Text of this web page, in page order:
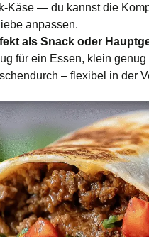
Käse — du kannst die
anpassen.
als Snack oder
für ein Essen, klein
– flexibel in der